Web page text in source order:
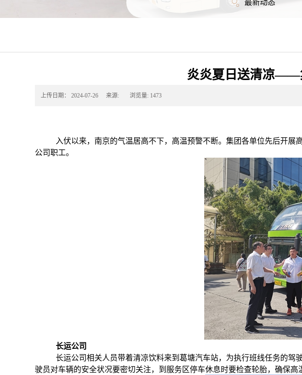
最新动态
炎炎夏日送清凉——
上传日期： 2024-07-26 来源: 浏览量: 1473
入伏以来，南京的气温居高不下，高温预警不断。集团各单位先后开
公司职工。
长运公司
长运公司相关人员带着清凉饮料来到葛塘汽车站，为执行班线任务的
驶员对车辆的安全状况要密切关注，到服务区停车休息时要检查轮胎，确保高